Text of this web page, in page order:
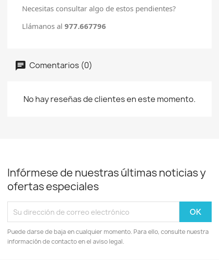
Necesitas consultar algo de estos pendientes?
Llámanos al 977.667796
Comentarios (0)
No hay reseñas de clientes en este momento.
Infórmese de nuestras últimas noticias y
ofertas especiales
Puede darse de baja en cualquier momento. Para ello, consulte nuestra
información de contacto en el aviso legal.